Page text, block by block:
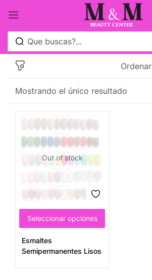
Mostrando el único resultado
Out of stock
Seleccionar opciones
Esmaltes
Semipermanentes Lisos
Sign in
Remember me
Crear una cuenta